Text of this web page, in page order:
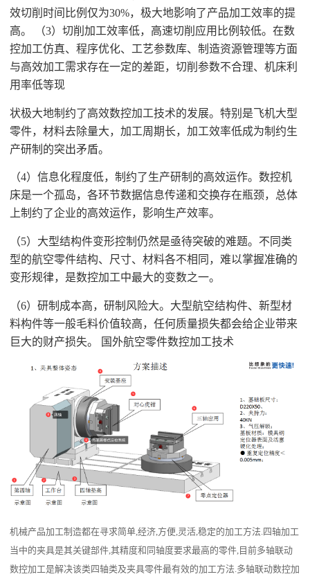
效切削时间比例仅为30%，极大地影响了产品加工效率的提
高。 （3）切削加工效率低，高速切削应用比例较低。在数
控加工仿真、程序优化、工艺参数库、制造资源管理等方面
与高效加工需求存在一定的差距，切削参数不合理、机床利
用率低等现
状极大地制约了高效数控加工技术的发展。特别是飞机大型
零件，材料去除量大，加工周期长，加工效率低成为制约生
产研制的突出矛盾。
（4）信息化程度低，制约了生产研制的高效运作。数控机
床是一个孤岛，各环节数据信息传递和交换存在瓶颈，总体
上制约了企业的高效运作，影响生产效率。
（5）大型结构件变形控制仍然是亟待突破的难题。不同类
型的航空零件结构、尺寸、材料各不相同，难以掌握准确的
变形规律，是数控加工中最大的变数之一。
（6）研制成本高，研制风险大。大型航空结构件、新型材
料构件等一般毛料价值较高，任何质量损失都会给企业带来
巨大的财产损失。 国外航空零件数控加工技术
机械产品加工制造都在寻求简单 ,经济,方便,灵活,稳定的加工方法.四轴加工
当中的夹具是其关键部件,其精度和同轴度要求最高的零件,目前多轴联动
数控加工是解决该类四轴类及夹具零件最有效的加工方法.多轴联动数控加